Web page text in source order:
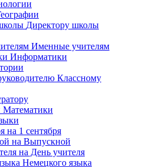
Директору школы
Именные учителям
Информатики
Классному
Математики
на 1 сентября
на Выпускной
на День учителя
Немецкого языка